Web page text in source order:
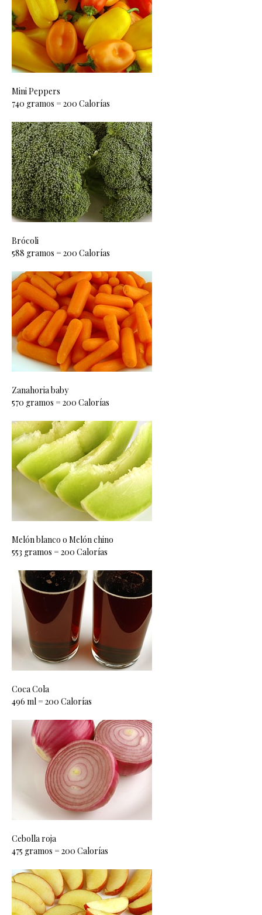
Mini Peppers
740 gramos = 200 Calorías
Brócoli
588 gramos = 200 Calorías
Zanahoria baby
570 gramos = 200 Calorías
Melón blanco o Melón chino
553 gramos = 200 Calorías
Coca Cola
496 ml = 200 Calorías
Cebolla roja
475 gramos = 200 Calorías